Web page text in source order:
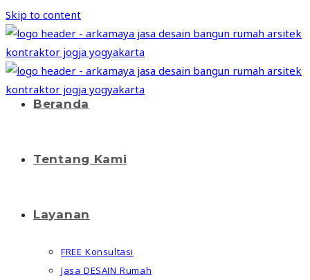
Skip to content
Beranda
Tentang Kami
Layanan
FREE Konsultasi
Jasa DESAIN Rumah